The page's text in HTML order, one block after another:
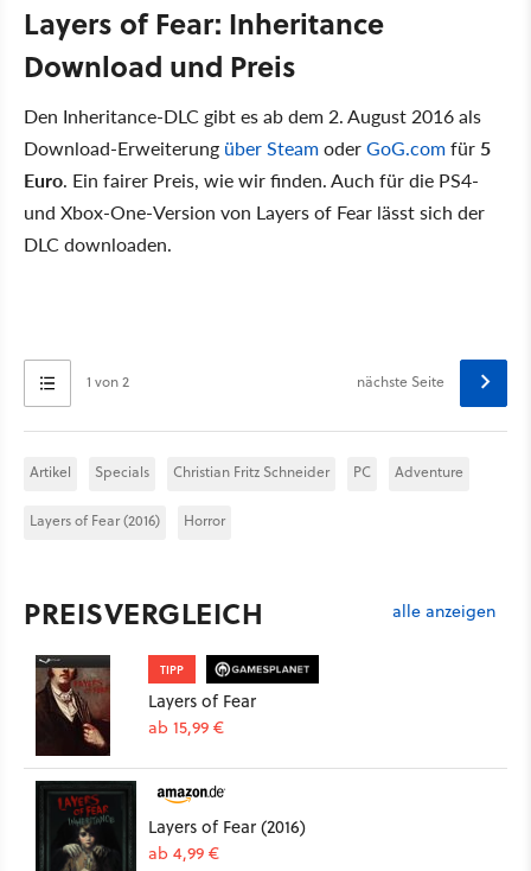
Layers of Fear: Inheritance
Download und Preis
Den Inheritance-DLC gibt es ab dem 2. August 2016 als
Download-Erweiterung über SteamoderGoG.comfür 5
Euro. Ein fairer Preis, wie wir finden. Auch für die PS4-
und Xbox-One-Version von Layers of Fear lässt sich der
DLC downloaden.
1 von 2 nächste Seite
Artikel Specials Christian Fritz Schneider PC Adventure
Layers of Fear (2016) Horror
PREISVERGLEICH alle anzeigen
TIPP
Layers of Fear
ab 15,99 €
Layers of Fear (2016)
ab 4,99 €